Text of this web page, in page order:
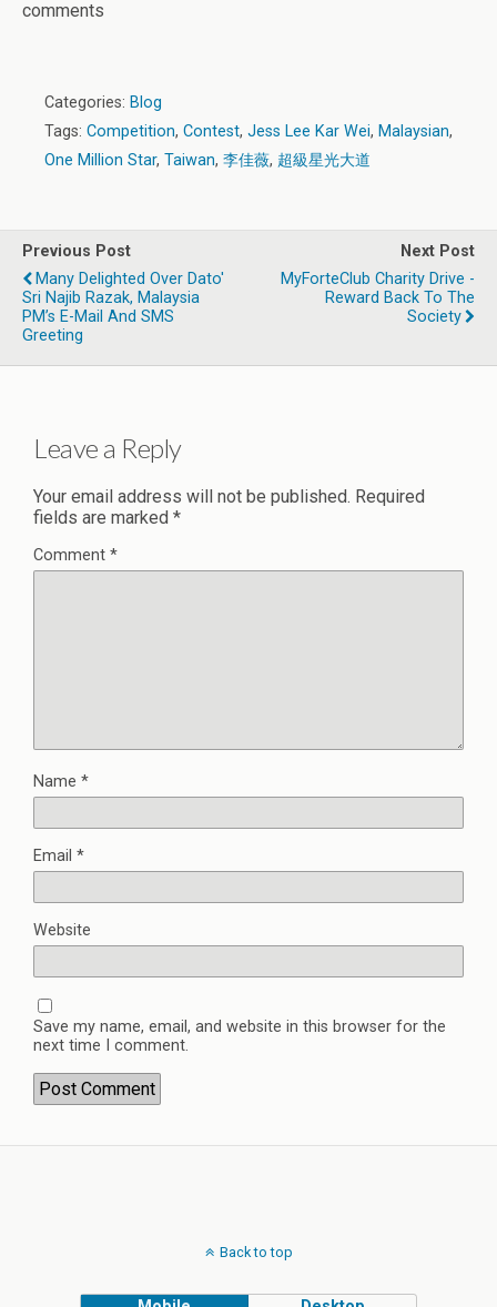
comments
Categories: Blog
Tags: Competition, Contest, Jess Lee Kar Wei, Malaysian,
One Million Star, Taiwan, 李佳薇, 超級星光大道
Previous Post
Many Delighted Over Dato'
Sri Najib Razak, Malaysia
PM’s E-Mail And SMS
Greeting
Next Post
MyForteClub Charity Drive -
Reward Back To The
Society
Leave a Reply
Your email address will not be published. Required
fields are marked *
Comment *
Name *
Email *
Website
Save my name, email, and website in this browser for the
next time I comment.
Back to top